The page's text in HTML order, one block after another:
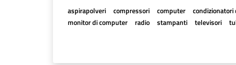
aspirapolveri compressori computer condizionatori
monitor di computer
radio stampanti televisori